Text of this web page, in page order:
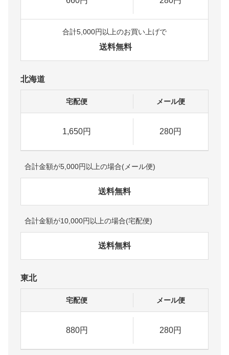
合計5,000円以上のお買い上げで
送料無料
北海道
宅配便 メール便
1,650円 280円
合計金額が5,000円以上の場合(メール便)
送料無料
合計金額が10,000円以上の場合(宅配便)
送料無料
東北
宅配便 メール便
880円 280円